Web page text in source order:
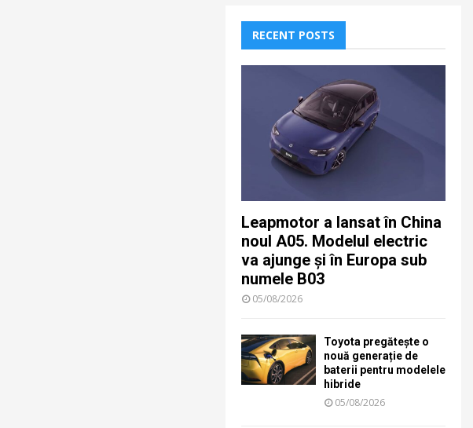
RECENT POSTS
Leapmotor a lansat în China
noul A05. Modelul electric
va ajunge și în Europa sub
numele B03
05/08/2026
Toyota pregătește o
nouă generație de
baterii pentru modelele
hibride
05/08/2026